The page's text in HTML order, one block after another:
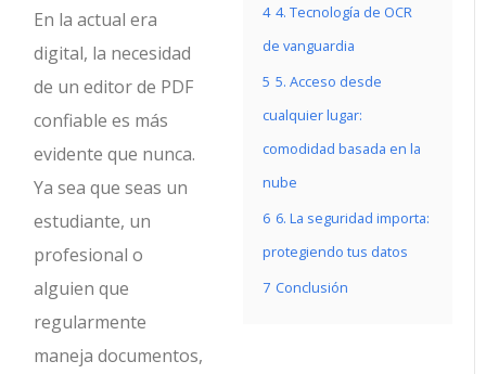
4 4. Tecnología de OCR
de vanguardia
5 5. Acceso desde
cualquier lugar:
comodidad basada en la
nube
6 6. La seguridad importa:
protegiendo tus datos
7 Conclusión
En la actual era
digital, la necesidad
de un editor de PDF
confiable es más
evidente que nunca.
Ya sea que seas un
estudiante, un
profesional o
alguien que
regularmente
maneja documentos,